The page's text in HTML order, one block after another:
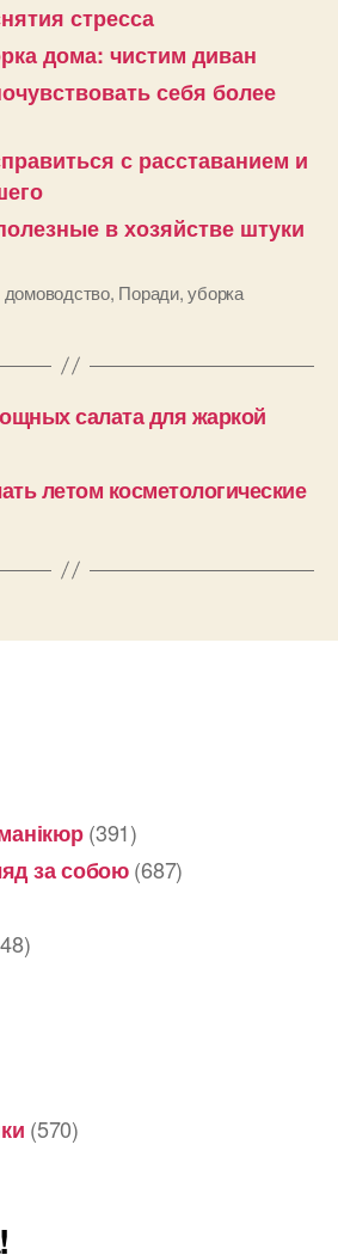
стресса
дома: чистим диван
себя более
с расставанием и
в хозяйстве штуки
домоводство, Поради,уборка
салата для жаркой
летом косметологические
(391)
за собою(687)
(570)